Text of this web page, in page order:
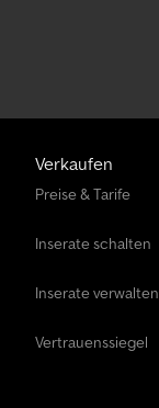
Verkaufen
Preise & Tarife
Inserate schalten
Inserate verwalten
Vertrauenssiegel